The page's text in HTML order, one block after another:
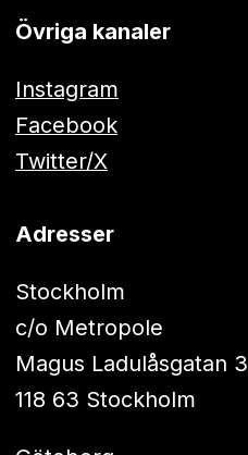
Övriga kanaler
Instagram
Facebook
Twitter/X
Adresser
Stockholm
c/o Metropole
Magus Ladulåsgatan 3
118 63 Stockholm